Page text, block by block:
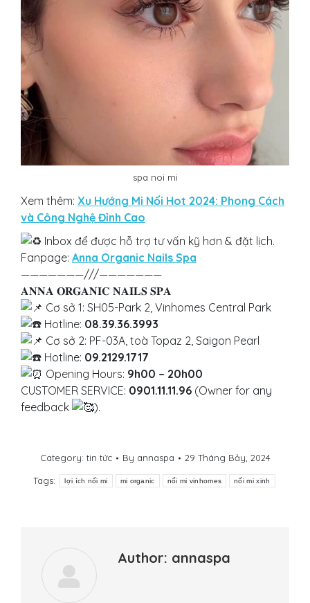
spa noi mi
Xem thêm: Xu Hướng Mi Nối Hot 2024: Phong Cách
và Công Nghệ Đỉnh Cao
Inbox để được hỗ trợ tư vấn kỹ hơn & đặt lịch.
Fanpage: Anna Organic Nails Spa
———————///———————
𝐀𝐍𝐍𝐀 𝐎𝐑𝐆𝐀𝐍𝐈𝐂 𝐍𝐀𝐈𝐋𝐒 𝐒𝐏𝐀
Cơ sở 1: SH05-Park 2, Vinhomes Central Park
Hotline: 08.39.36.3993
Cơ sở 2: PF-03A, toà Topaz 2, Saigon Pearl
Hotline: 09.2129.1717
Opening Hours: 9h00 – 20h00
CUSTOMER SERVICE: 0901.11.11.96 (Owner for any
feedback
).
Category: tin tức By annaspa 29 Tháng Bảy, 2024
Tags: lợi ích nối mi mi organic nối mi vinhomes nối mi xinh
Author: annaspa